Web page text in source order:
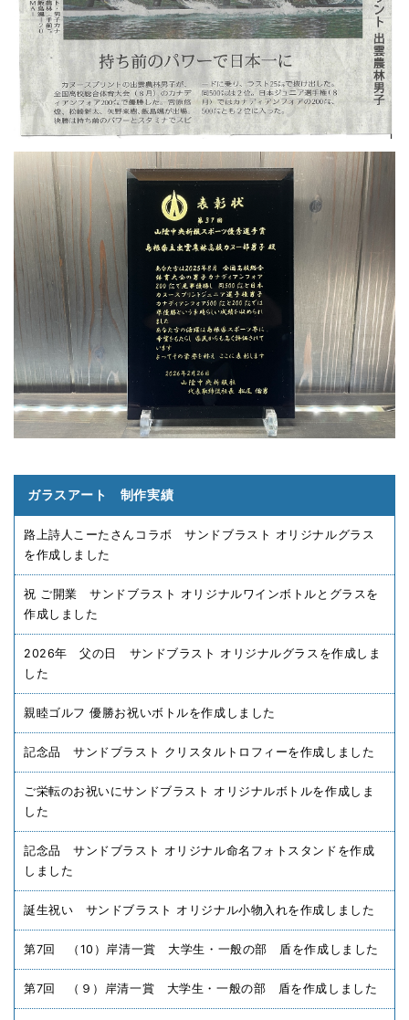
ガラスアート 制作実績
路上詩人こーたさんコラボ サンドブラスト オリジナルグラス
を作成しました
祝 ご開業 サンドブラスト オリジナルワインボトルとグラスを
作成しました
2026年 父の日 サンドブラスト オリジナルグラスを作成しま
した
親睦ゴルフ 優勝お祝いボトルを作成しました
記念品 サンドブラスト クリスタルトロフィーを作成しました
ご栄転のお祝いにサンドブラスト オリジナルボトルを作成しま
した
記念品 サンドブラスト オリジナル命名フォトスタンドを作成
しました
誕生祝い サンドブラスト オリジナル小物入れを作成しました
第7回 （10）岸清一賞 大学生・一般の部 盾を作成しました
第7回 （９）岸清一賞 大学生・一般の部 盾を作成しました